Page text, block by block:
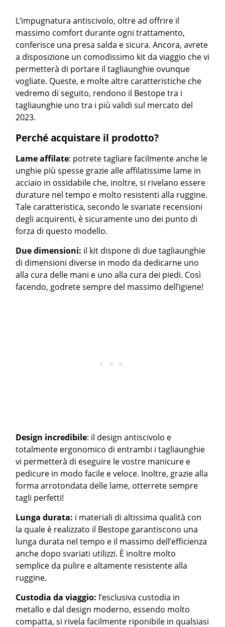
L’impugnatura antiscivolo, oltre ad offrire il
massimo comfort durante ogni trattamento,
conferisce una presa salda e sicura. Ancora, avrete
a disposizione un comodissimo kit da viaggio che vi
permetterà di portare il tagliaunghie ovunque
vogliate. Queste, e molte altre caratteristiche che
vedremo di seguito, rendono il Bestope tra i
tagliaunghie uno tra i più validi sul mercato del
2023.
Perché acquistare il prodotto?
Lame affilate: potrete tagliare facilmente anche le
unghie più spesse grazie alle affilatissime lame in
acciaio in ossidabile che, inoltre, si rivelano essere
durature nel tempo e molto resistenti alla ruggine.
Tale caratteristica, secondo le svariate recensioni
degli acquirenti, è sicuramente uno dei punto di
forza di questo modello.
Due dimensioni: il kit dispone di due tagliaunghie
di dimensioni diverse in modo da dedicarne uno
alla cura delle mani e uno alla cura dei piedi. Così
facendo, godrete sempre del massimo dell’igiene!
Design incredibile: il design antiscivolo e
totalmente ergonomico di entrambi i tagliaunghie
vi permetterà di eseguire le vostre manicure e
pedicure in modo facile e veloce. Inoltre, grazie alla
forma arrotondata delle lame, otterrete sempre
tagli perfetti!
Lunga durata: i materiali di altissima qualità con
la quale è realizzato il Bestope garantiscono una
lunga durata nel tempo e il massimo dell’efficienza
anche dopo svariati utilizzi. È inoltre molto
semplice da pulire e altamente resistente alla
ruggine.
Custodia da viaggio: l’esclusiva custodia in
metallo e dal design moderno, essendo molto
compatta, si rivela facilmente riponibile in qualsiasi